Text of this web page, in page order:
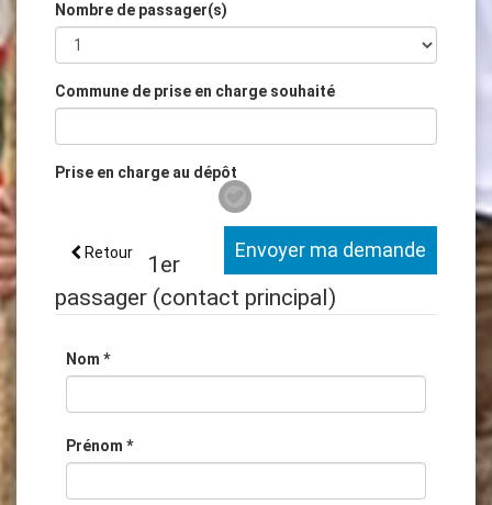
Nombre de passager(s)
Commune de prise en charge souhaité
Prise en charge au dépôt
Envoyer ma demande
Retour
1er
passager (contact principal)
Nom *
Prénom *